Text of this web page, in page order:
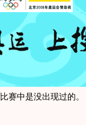
赛中是没出现过的。